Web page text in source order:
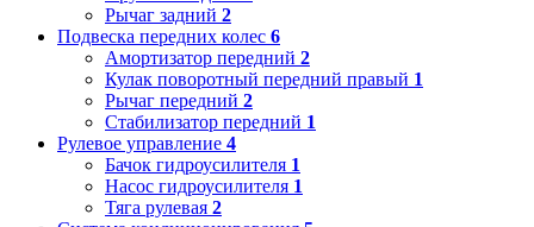
Рычаг задний 2
Подвеска передних колес 6
Амортизатор передний 2
Кулак поворотный передний правый 1
Рычаг передний 2
Стабилизатор передний 1
Рулевое управление 4
Бачок гидроусилителя 1
Насос гидроусилителя 1
Тяга рулевая 2